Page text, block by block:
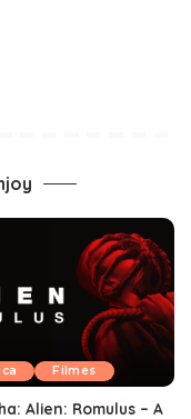
Filmes
Alien: Romulus – A